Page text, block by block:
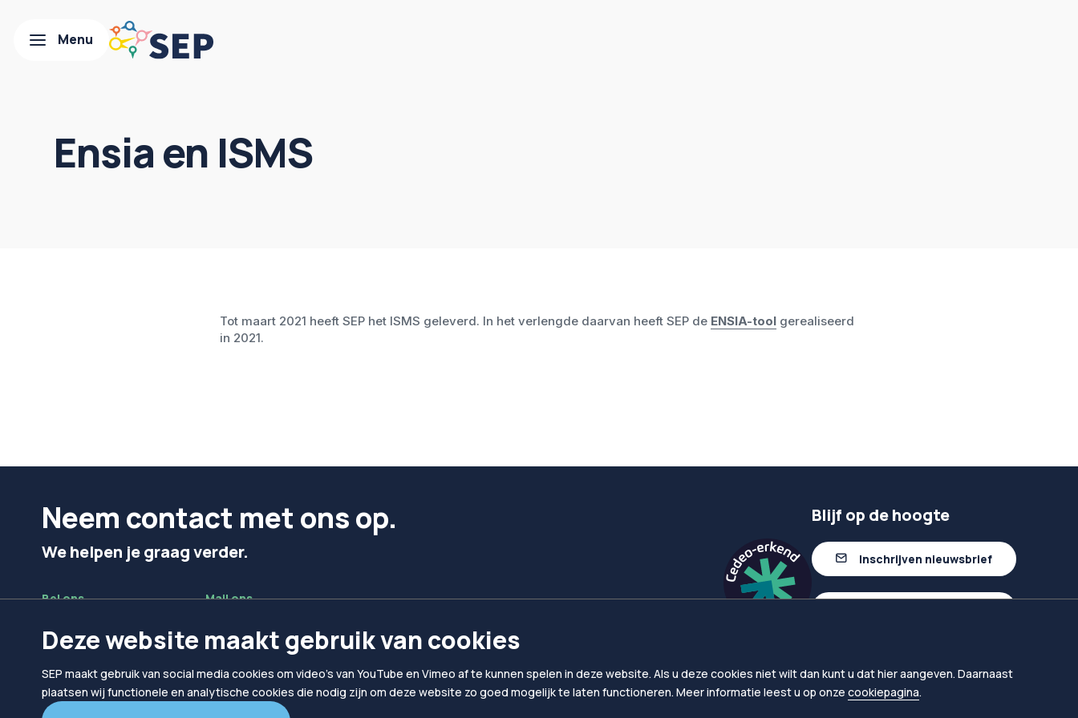
Ensia en ISMS
Tot maart 2021 heeft SEP het ISMS geleverd. In het verlengde daarvan heeft SEP de ENSIA-toolgerealiseerd
in 2021.
Neem contact met ons op.
We helpen je graag verder.
Bel ons Mail ons
Blijf op de hoogte
Inschrijven nieuwsbrief
Deze website maakt gebruik van cookies
SEP maakt gebruik van social media cookies om video's van YouTube en Vimeo af te kunnen spelen in deze website. Als u deze cookies niet wilt dan kunt u dat hier aangeven. Daarnaast
plaatsen wij functionele en analytische cookies die nodig zijn om deze website zo goed mogelijk te laten functioneren. Meer informatie leest u op onze cookiepagina.